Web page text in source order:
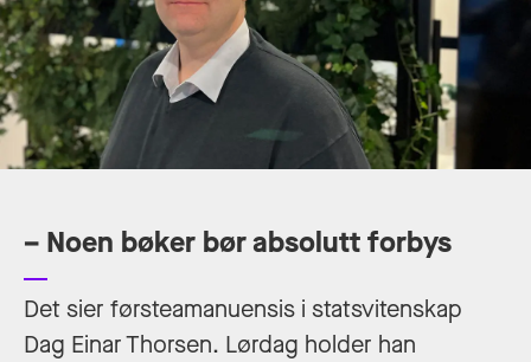
– Noen bøker bør absolutt forbys
Det sier førsteamanuensis i statsvitenskap
Dag Einar Thorsen. Lørdag holder han